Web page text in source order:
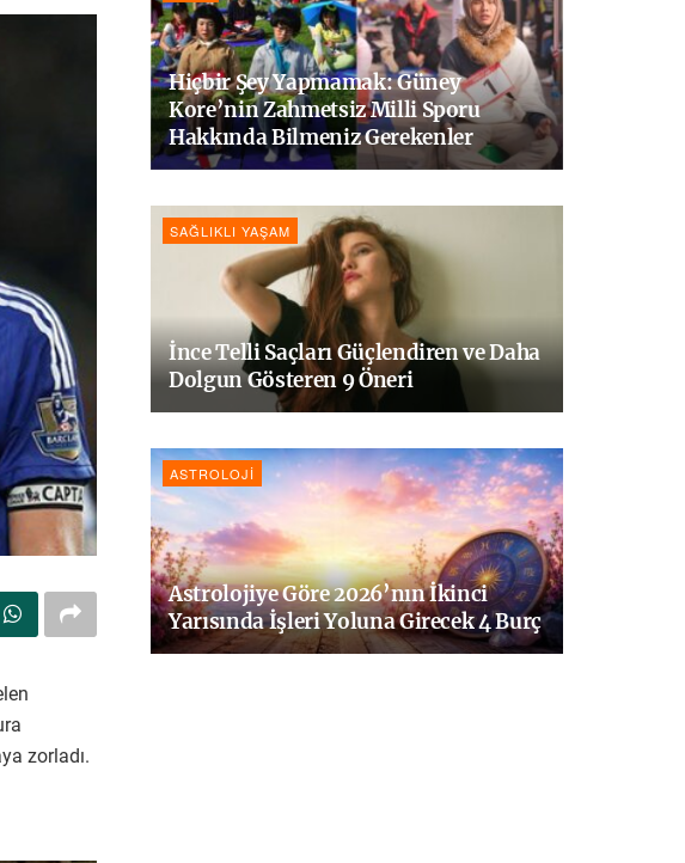
zorladı.
Hiçbir Şey Yapmamak: Güney
Kore’nin Zahmetsiz Milli Sporu
Hakkında Bilmeniz Gerekenler
SAĞLIKLI YAŞAM
İnce Telli Saçları Güçlendiren ve Daha
Dolgun Gösteren 9 Öneri
ASTROLOJI
Astrolojiye Göre 2026’nın İkinci
Yarısında İşleri Yoluna Girecek 4 Burç